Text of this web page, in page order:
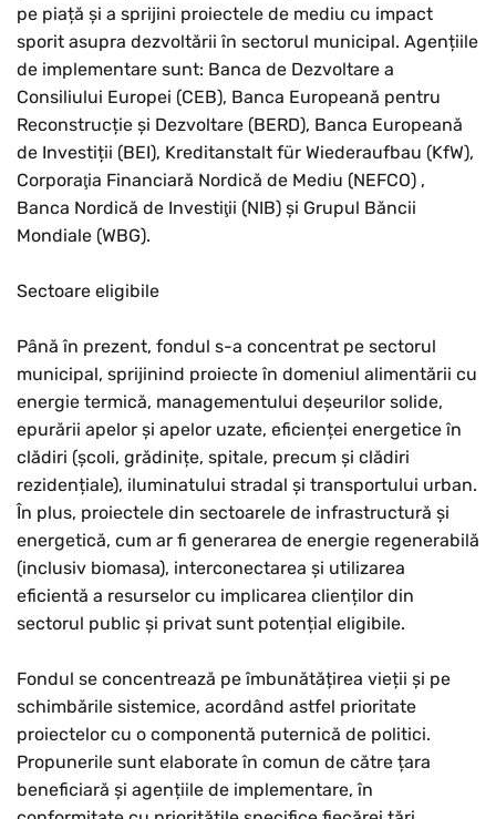
pe piață și a sprijini proiectele de mediu cu impact
sporit asupra dezvoltării în sectorul municipal. Agențiile
de implementare sunt: Banca de Dezvoltare a
Consiliului Europei (CEB), Banca Europeană pentru
Reconstrucție și Dezvoltare (BERD), Banca Europeană
de Investiții (BEI), Kreditanstalt für Wiederaufbau (KfW),
Corporaţia Financiară Nordică de Mediu (NEFCO) ,
Banca Nordică de Investiţii (NIB) și Grupul Băncii
Mondiale (WBG).
Sectoare eligibile
Până în prezent, fondul s-a concentrat pe sectorul
municipal, sprijinind proiecte în domeniul alimentării cu
energie termică, managementului deșeurilor solide,
epurării apelor și apelor uzate, eficienței energetice în
clădiri (școli, grădinițe, spitale, precum și clădiri
rezidențiale), iluminatului stradal și transportului urban.
În plus, proiectele din sectoarele de infrastructură și
energetică, cum ar fi generarea de energie regenerabilă
(inclusiv biomasa), interconectarea și utilizarea
eficientă a resurselor cu implicarea clienților din
sectorul public și privat sunt potențial eligibile.
Fondul se concentrează pe îmbunătățirea vieții și pe
schimbările sistemice, acordând astfel prioritate
proiectelor cu o componentă puternică de politici.
Propunerile sunt elaborate în comun de către țara
beneficiară și agențiile de implementare, în